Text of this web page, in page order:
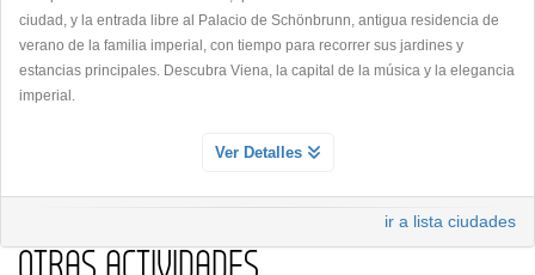
ciudad, y la entrada libre al Palacio de Schönbrunn, antigua residencia de
verano de la familia imperial, con tiempo para recorrer sus jardines y
estancias principales. Descubra Viena, la capital de la música y la elegancia
imperial.
ENTRADA AL PALACIO DE SCHONBRUNN
Descubre los Apartamentos del Palacio de Schonbrunn
Recorra algunas de las salas más bellas del palacio y admire obras de arte
Ver Detalles
ir a lista ciudades